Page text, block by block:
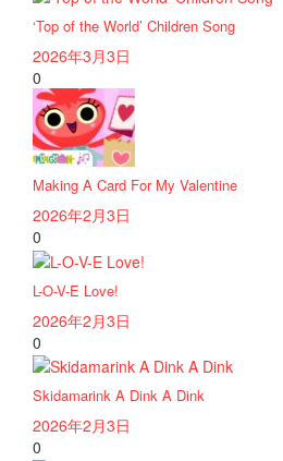
‘Top of the World’ Children Song
2026年3月3日
0
Making A Card For My Valentine
2026年2月3日
0
L-O-V-E Love!
2026年2月3日
0
Skidamarink A Dink A Dink
2026年2月3日
0